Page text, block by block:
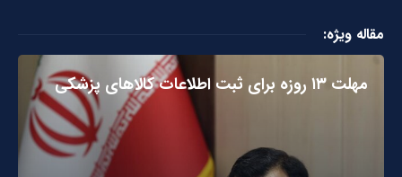
مقاله ویژه:
مهلت ۱۳ روزه برای ثبت اطلاعات کالاهای پزشکی